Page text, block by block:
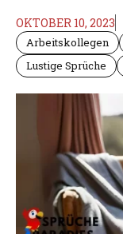
OKTOBER 10, 2023
Arbeitskollegen
Lustige Sprüche